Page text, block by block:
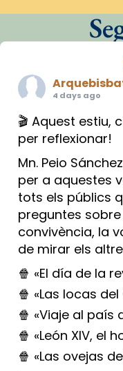
4 days ago
🎬 Aquest estiu,
per reflexionar!
Mn. Peio
per a aquestes
tots els públics
preguntes
convivència, la
de mirar els
🍿 «El día de la
🍿 «Las locas
🍿 «Viaje al país
🍿 «León XIV, el
🍿 «Las ovejas